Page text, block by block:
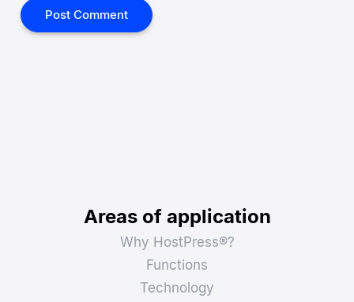
Areas of application
Why HostPress®?
Functions
Technology